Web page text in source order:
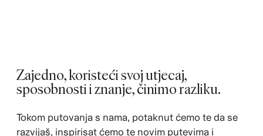
Zajedno, koristeći svoj utjecaj,
sposobnosti i znanje, činimo razliku.
Tokom putovanja s nama, potaknut ćemo te da se
razvijaš, inspirisat ćemo te novim putevima i